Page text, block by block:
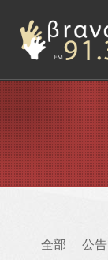
全部 公告